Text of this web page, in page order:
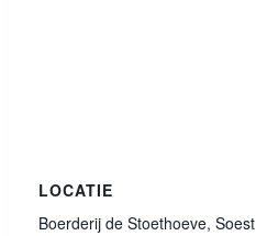
LOCATIE
Boerderij de Stoethoeve, Soest